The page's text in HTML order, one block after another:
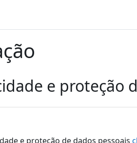
e proteção
e proteção de dados pessoais